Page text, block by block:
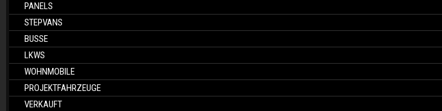
PANELS
STEPVANS
BUSSE
LKWS
WOHNMOBILE
PROJEKTFAHRZEUGE
VERKAUFT